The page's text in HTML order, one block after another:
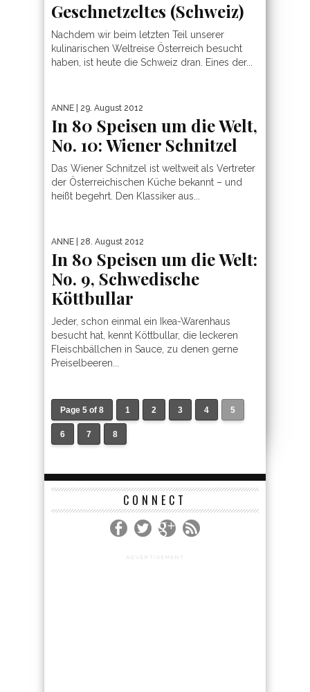
Geschnetzeltes (Schweiz)
Nachdem wir beim letzten Teil unserer
kulinarischen Weltreise Österreich besucht
haben, ist heute die Schweiz dran. Eines der...
ANNE | 29. August 2012
In 80 Speisen um die Welt,
No. 10: Wiener Schnitzel
Das Wiener Schnitzel ist weltweit als Vertreter
der Österreichischen Küche bekannt – und
heißt begehrt. Den Klassiker aus...
ANNE | 28. August 2012
In 80 Speisen um die Welt:
No. 9, Schwedische
Köttbullar
Jeder, schon einmal ein Ikea-Warenhaus
besucht hat, kennt Köttbullar, die leckeren
Fleischbällchen in Sauce, zu denen gerne
Preiselbeeren...
Page 5 of 8 1 2 3 4 5
6 7 8
CONNECT
ADVERTISEMENT